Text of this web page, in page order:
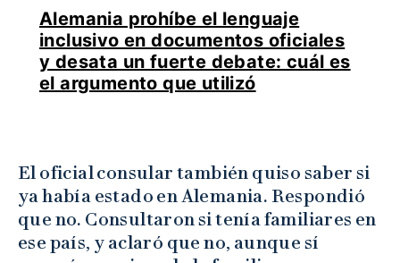
Alemania prohíbe el lenguaje
inclusivo en documentos oficiales
y desata un fuerte debate: cuál es
el argumento que utilizó
El oficial consular también quiso saber si
ya había estado en Alemania. Respondió
que no. Consultaron si tenía familiares en
ese país, y aclaró que no, aunque sí